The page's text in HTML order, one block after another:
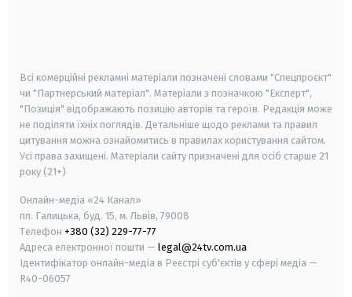
Всі комерційні рекламні матеріали позначені словами "Спецпроєкт"
чи "Партнерський матеріал". Матеріали з позначкою "Експерт",
"Позиція" відображають позицію авторів та героїв. Редакція може
не поділяти їхніх поглядів. Детальніше щодо реклами та правил
цитування можна ознайомитись в правилах користування сайтом.
Усі права захищені. Матеріали сайту призначені для осіб старше 21
року (21+)
Онлайн-медіа «24 Канал»
пл. Галицька, буд. 15, м. Львів, 79008
Телефон +380 (32) 229-77-77
Адреса електронної пошти — legal@24tv.com.ua
Ідентифікатор онлайн-медіа в Реєстрі суб'єктів у сфері медіа —
R40-06057